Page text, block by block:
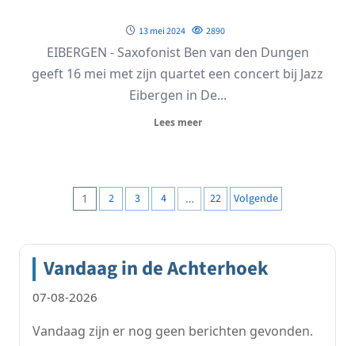
13 mei 2024 2890
EIBERGEN - Saxofonist Ben van den Dungen
geeft 16 mei met zijn quartet een concert bij Jazz
Eibergen in De...
Lees meer
Berichten
1 2 3 4 … 22 Volgende
Vandaag in de Achterhoek
07-08-2026
Vandaag zijn er nog geen berichten gevonden.